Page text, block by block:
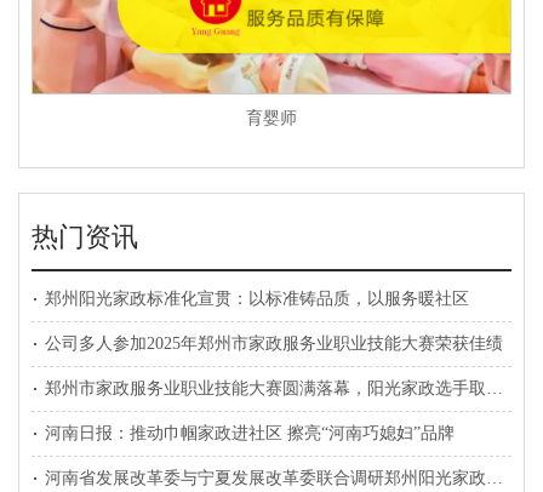
育婴师
热门资讯
郑州阳光家政标准化宣贯：以标准铸品质，以服务暖社区
公司多人参加2025年郑州市家政服务业职业技能大赛荣获佳绩
郑州市家政服务业职业技能大赛圆满落幕，阳光家政选手取得优异成绩
河南日报：推动巾帼家政进社区 擦亮“河南巧媳妇”品牌
河南省发展改革委与宁夏发展改革委联合调研郑州阳光家政公司家政进社区情况